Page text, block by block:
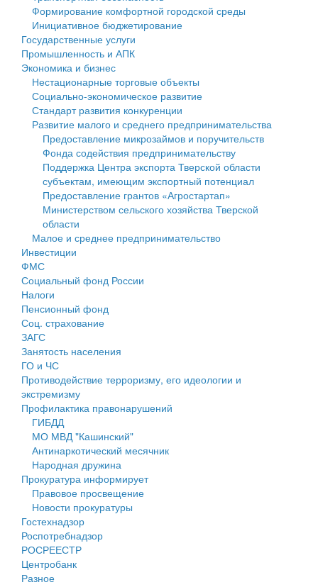
Государственные услуги
Промышленность и АПК
Экономика и бизнес
Символика
Устав
Гостям округа
Туризм
Культура
Образование
Здравоохранение
Социальная защита
Фотоальбом
муниципального округа Тверской области
Администрация Кашинского муниципального округа
Тверской области
Управление сельскими территориями
Открытые данные
Работа с обращениями граждан
Муниципальный контроль
Муниципальные услуги
Проекты административных регламентов
Антимонопольный комплаенс
Противодействие коррупции
Финансовое управление
Бюджет для граждан
Имущество
Выявление правообладателей ранее учтенных
объектов недвижимости
Имущественная поддержка субъектов малого и
среднего предпринимательства
Информационная поддержка субъектов малого и
среднего предпринимательства
Муниципальные программы
Контрольно-счетная палата
Персональные данные
Оценка регулирующего воздействия
Деятельность МУ
Нормативы градостроительного проектирования
Правила землепользования и застройки
Генеральные планы
Проекты планировки территории
Собрание депутатов
Городское поселение
Формирование комфортной городской среды
Инициативное бюджетирование
Государственные услуги
Промышленность и АПК
Экономика и бизнес
Нестационарные торговые объекты
Социально-экономическое развитие
Стандарт развития конкуренции
Развитие малого и среднего предпринимательства
Предоставление микрозаймов и поручительств
Фонда содействия предпринимательству
Поддержка Центра экспорта Тверской области
субъектам, имеющим экспортный потенциал
Предоставление грантов «Агростартап»
Министерством сельского хозяйства Тверской
области
Малое и среднее предпринимательство
Инвестиции
ФМС
Социальный фонд России
Налоги
Пенсионный фонд
Соц. страхование
ЗАГС
Занятость населения
ГО и ЧС
Противодействие терроризму, его идеологии и
экстремизму
Профилактика правонарушений
ГИБДД
МО МВД "Кашинский"
Антинаркотический месячник
Народная дружина
Прокуратура информирует
Правовое просвещение
Новости прокуратуры
Гостехнадзор
Роспотребнадзор
РОСРЕЕСТР
Центробанк
Разное